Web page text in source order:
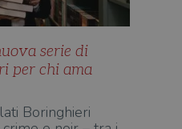
serie di
per chi ama
Boringhieri